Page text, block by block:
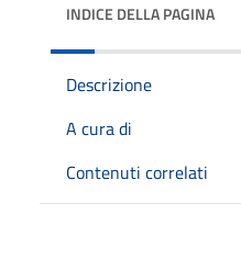
INDICE DELLA PAGINA
Descrizione
A cura di
Contenuti correlati